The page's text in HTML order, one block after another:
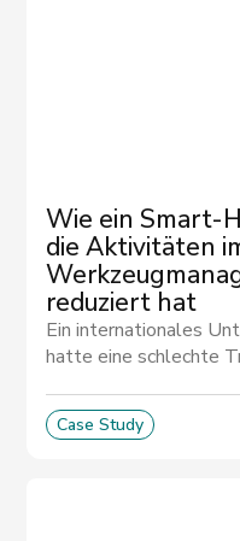
Wie ein Smart-
die Aktivitäten
reduziert hat
Ein internationales
hatte eine schlechte
vermeiden und
vorherzusagen.
Case Study